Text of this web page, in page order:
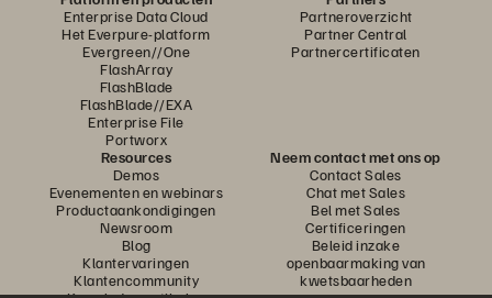
Enterprise Data Cloud
Het Everpure-platform
Evergreen//One
FlashArray
FlashBlade
FlashBlade//EXA
Enterprise File
Portworx
Partneroverzicht
Partner Central
Partnercertificaten
Resources
Demos
Evenementen en webinars
Productaankondigingen
Newsroom
Blog
Klantervaringen
Klantencommunity
Neem contact met ons op
Contact Sales
Chat met Sales
Bel met Sales
Certificeringen
Beleid inzake
openbaarmaking van
kwetsbaarheden